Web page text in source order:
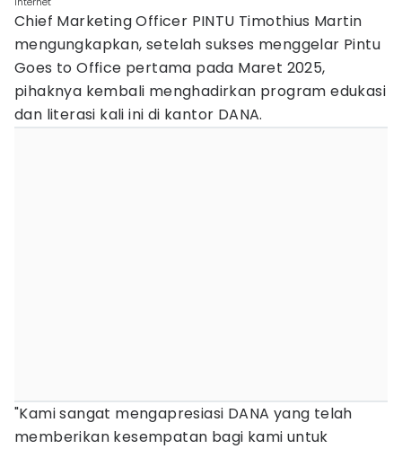
Chief Marketing Officer PINTU Timothius Martin
mengungkapkan, setelah sukses menggelar Pintu
Goes to Office pertama pada Maret 2025,
pihaknya kembali menghadirkan program edukasi
dan literasi kali ini di kantor DANA.
"Kami sangat mengapresiasi DANA yang telah
memberikan kesempatan bagi kami untuk